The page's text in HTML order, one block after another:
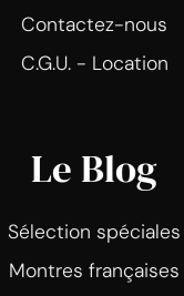
Contactez-nous
C.G.U. - Location
Le Blog
Sélection spéciales
Montres françaises